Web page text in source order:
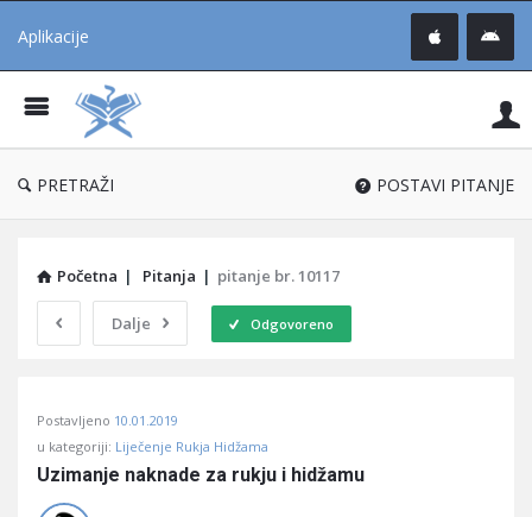
Aplikacije
®
PRETRAŽI POSTAVI PITANJE
Početna | Pitanja | pitanje br. 10117
Dalje Odgovoreno
Učene
Latest
Postavljeno 10.01.2019
u kategoriji: Liječenje Rukja Hidžama
Uzimanje naknade za rukju i hidžamu